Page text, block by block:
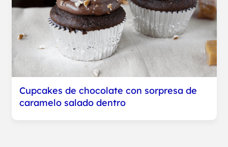
Cupcakes de chocolate con sorpresa de
caramelo salado dentro